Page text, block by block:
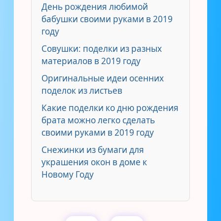
День рождения любимой
бабушки своими руками в 2019
году
Совушки: поделки из разных
материалов в 2019 году
Оригинальные идеи осенних
поделок из листьев
Какие поделки ко дню рождения
брата можно легко сделать
своими руками в 2019 году
Снежинки из бумаги для
украшения окон в доме к
Новому Году